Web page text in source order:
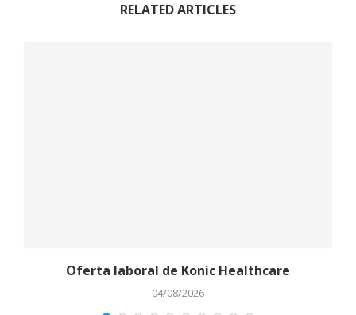
RELATED ARTICLES
Oferta laboral de Konic Healthcare
04/08/2026